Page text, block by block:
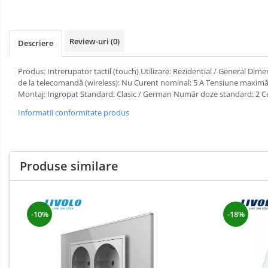
Intrerupatoare Touch / Standard
German
Intrerupatoare Touch / Standard
Italian
Întrerupătoare Mecanice
Living Now With Netatmo
Aparataj Aplicat
Aparataj Clasic
Gama Legrand Niloe
Panasonic Arkedia Slim
Aparataj Modular
Exterior
Surse si
Accesorii
LED
Industrial
Descriere Review-uri (0)
Produs: Intrerupator tactil (touch) Utilizare: Rezidential / General
de la telecomandă (wireless): Nu Curent nominal: 5 A Tensiune
Montaj: Ingropat Standard: Clasic / German Număr doze standard: 2
Informatii conformitate produs
Produse similare
-10% -18%